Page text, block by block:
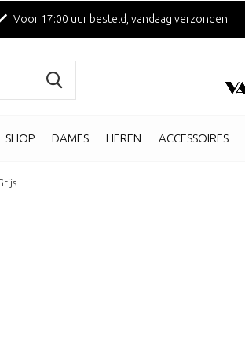
SHOP DAMES HEREN ACCESSOIRES
Voor 17:00 uur besteld, vandaag verzonden!